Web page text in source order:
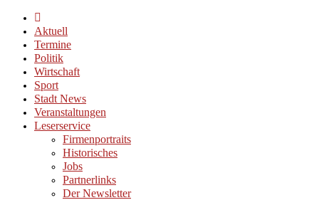
Aktuell
Termine
Politik
Wirtschaft
Sport
Stadt News
Veranstaltungen
Leserservice
Firmenportraits
Historisches
Jobs
Partnerlinks
Der Newsletter